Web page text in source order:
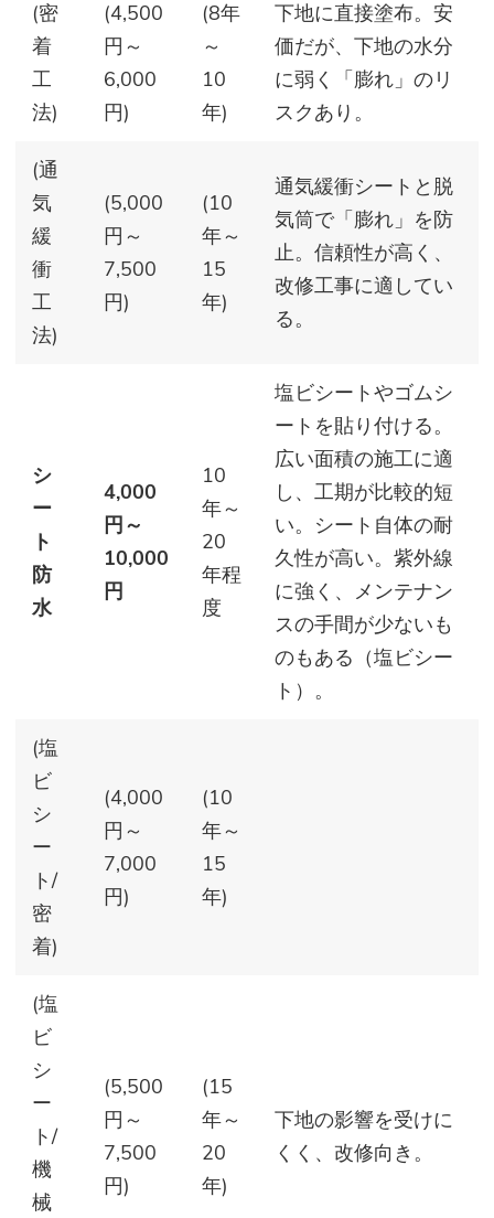
(密
着
工
法)
(4,500
円～
6,000
円)
(8年
～
10
年)
下地に直接塗布。安
価だが、下地の水分
に弱く「膨れ」のリ
スクあり。
(通
気
緩
衝
工
法)
(5,000
円～
7,500
円)
(10
年～
15
年)
通気緩衝シートと脱
気筒で「膨れ」を防
止。信頼性が高く、
改修工事に適してい
る。
シ
ー
ト
防
水
4,000
円～
10,000
円
10
年～
20
年程
度
塩ビシートやゴムシ
ートを貼り付ける。
広い面積の施工に適
し、工期が比較的短
い。シート自体の耐
久性が高い。紫外線
に強く、メンテナン
スの手間が少ないも
のもある（塩ビシー
ト）。
(塩
ビ
シ
ー
ト/
密
着)
(4,000
円～
7,000
円)
(10
年～
15
年)
(塩
ビ
シ
ー
ト/
機
械
(5,500
円～
7,500
円)
(15
年～
20
年)
下地の影響を受けに
くく、改修向き。